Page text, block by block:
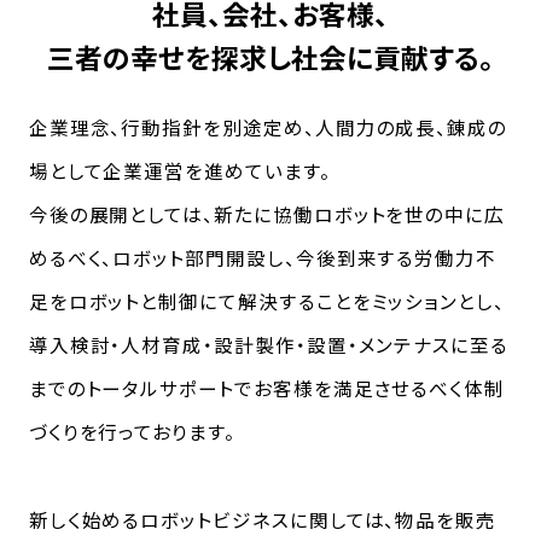
社員、会社、お客様、
三者の幸せを探求し社会に貢献する。
企業理念、行動指針を別途定め、人間力の成長、錬成の
場として企業運営を進めています。
今後の展開としては、新たに協働ロボットを世の中に広
めるべく、ロボット部門開設し、今後到来する労働力不
足をロボットと制御にて解決することをミッションとし、
導入検討・人材育成・設計製作・設置・メンテナスに至る
までのトータルサポートでお客様を満足させるべく体制
づくりを行っております。
新しく始めるロボットビジネスに関しては、物品を販売